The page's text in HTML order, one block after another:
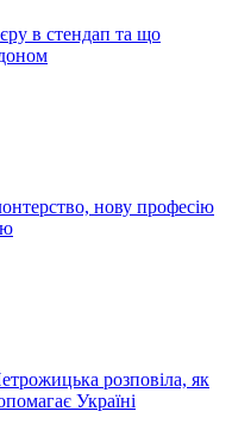
в стендап та що
нову професію
розповіла, як
Україні